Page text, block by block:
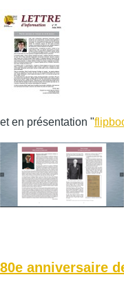
et en présentation "
80e anniversaire